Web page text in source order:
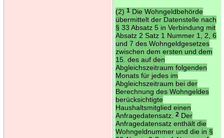
(2) 1Die Wohngeldbehörde
übermittelt der Datenstelle nach
§ 33 Absatz 5 in Verbindung mit
Absatz 2 Satz 1 Nummer 1, 2, 6
und 7 des Wohngeldgesetzes
zwischen dem ersten und dem
15. des auf den
Abgleichszeitraum folgenden
Monats für jedes im
Abgleichszeitraum bei der
Berechnung des Wohngeldes
berücksichtigte
Haushaltsmitglied einen
Anfragedatensatz.
2Der
Anfragedatensatz enthält die
Wohngeldnummer und die in §